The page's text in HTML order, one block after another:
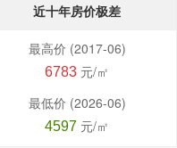
近十年房价极差
最高价 (2017-06)
6783 元/㎡
最低价 (2026-06)
4597 元/㎡